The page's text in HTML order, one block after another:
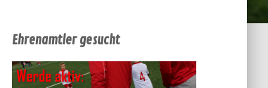
Ehrenamtler gesucht